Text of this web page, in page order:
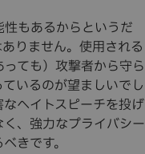
もあるからというだ
りません。使用される
ても）攻撃者から守ら
いるのが望ましいでし
ヘイトスピーチを投げ
、強力なプライバシー
きです。